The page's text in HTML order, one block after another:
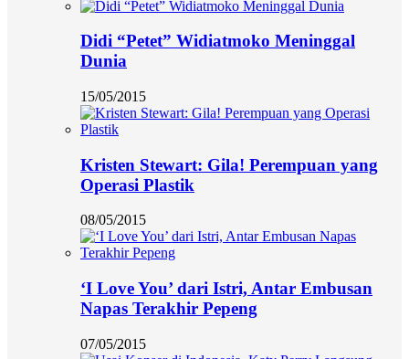
Didi “Petet” Widiatmoko Meninggal
Dunia
15/05/2015
Kristen Stewart: Gila! Perempuan yang
Operasi Plastik
08/05/2015
‘I Love You’ dari Istri, Antar Embusan
Napas Terakhir Pepeng
07/05/2015